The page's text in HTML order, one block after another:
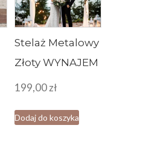
Stelaż Metalowy
Złoty WYNAJEM
199,00zł
Dodaj do koszyka